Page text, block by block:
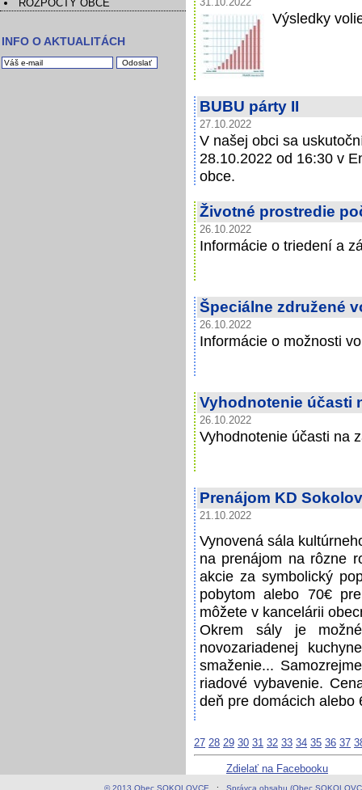
ROZPOČTY OBCE
INFO O AKTUALITÁCH
31.10.2022
Výsledky
BUBU párty II
27.10.2022
V našej obci sa
28.10.2022 od 16:30 v
obce.
Životné prostredie
26.10.2022
Informácie o triedení a
Špeciálne združené
26.10.2022
Informácie o možnosti
Vyhodnotenie účasti
26.10.2022
Vyhodnotenie účasti na
Prenájom KD
21.10.2022
Vynovená sála
na prenájom na rôzne
akcie za symbolický
pobytom alebo 70€
môžete v kancelárii
Okrem sály je
novozariadenej
smaženie...
riadové vybavenie.
deň pre domácich alebo
27 28 29 30 31 32 33 34 35 36 37
Zdielať na Facebooku
© 2013 Obec SOKOLOVCE : Správca obsahu (Obec